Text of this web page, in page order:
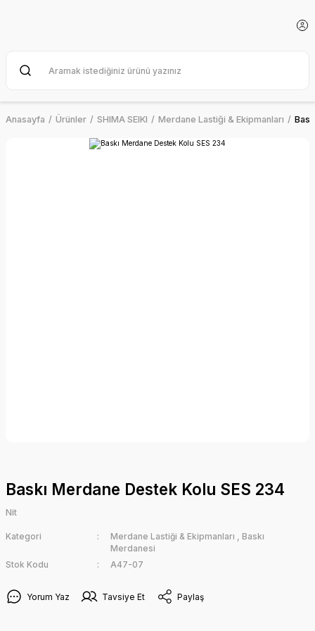
Anasayfa Ürünler SHIMA SEIKI Merdane Lastiği & Ekipmanları
Baskı Merdane Destek Kolu SES 234
Nit
Kategori Merdane Lastiği & Ekipmanları , Baskı
Merdanesi
Stok Kodu
A47-07
Yorum Yaz Tavsiye Et Paylaş